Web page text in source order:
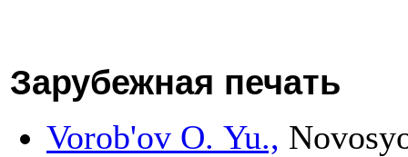
Зарубежная печать
Vorob'ov O. Yu.,